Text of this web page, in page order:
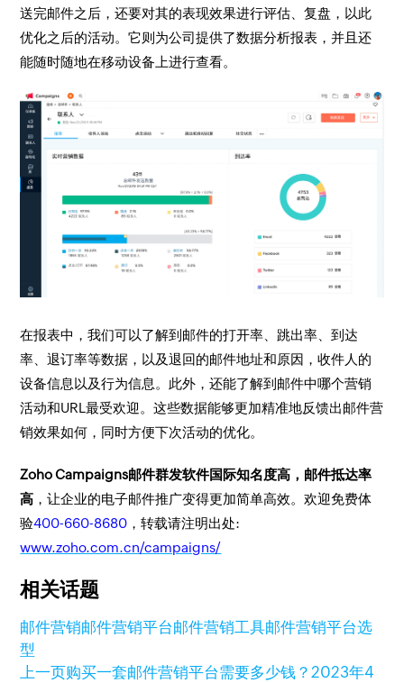
送完邮件之后，还要对其的表现效果进行评估、复盘，以此
优化之后的活动。它则为公司提供了数据分析报表，并且还
能随时随地在移动设备上进行查看。
在报表中，我们可以了解到邮件的打开率、跳出率、到达
率、退订率等数据，以及退回的邮件地址和原因，收件人的
设备信息以及行为信息。此外，还能了解到邮件中哪个营销
活动和URL最受欢迎。这些数据能够更加精准地反馈出邮件营
销效果如何，同时方便下次活动的优化。
Zoho Campaigns邮件群发软件国际知名度高，邮件抵达率
高 ，让企业的电子邮件推广变得更加简单高效。欢迎免费体
验400-660-8680 ，转载请注明出处:
www.zoho.com.cn/campaigns/
相关话题
邮件营销邮件营销平台邮件营销工具邮件营销平台选
型
上一页购买一套邮件营销平台需要多少钱？ 2023年4